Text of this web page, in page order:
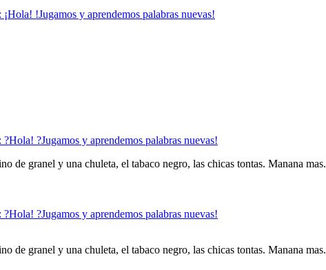
¡Hola! !Jugamos y aprendemos palabras nuevas!
?Hola! ?Jugamos y aprendemos palabras nuevas!
de granel y una chuleta, el tabaco negro, las chicas tontas. Manana mas.
?Hola! ?Jugamos y aprendemos palabras nuevas!
de granel y una chuleta, el tabaco negro, las chicas tontas. Manana mas.